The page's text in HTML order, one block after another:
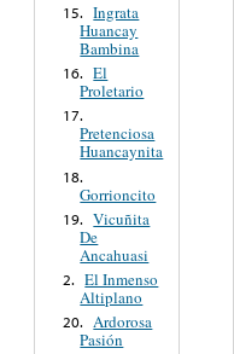
15. Ingrata
Huancay
Bambina
16. El
Proletario
17.
Pretenciosa
Huancaynita
18.
Gorrioncito
19. Vicuñita
De
Ancahuasi
2. El Inmenso
Altiplano
20. Ardorosa
Pasión